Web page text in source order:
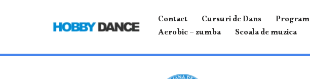
conținut
Contact Cursuri de Dans Program
Aerobic – zumba
Scoala de muzica